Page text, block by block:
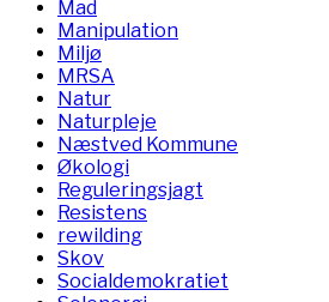
Mad
Manipulation
Miljø
MRSA
Natur
Naturpleje
Næstved Kommune
Økologi
Reguleringsjagt
Resistens
rewilding
Skov
Socialdemokratiet